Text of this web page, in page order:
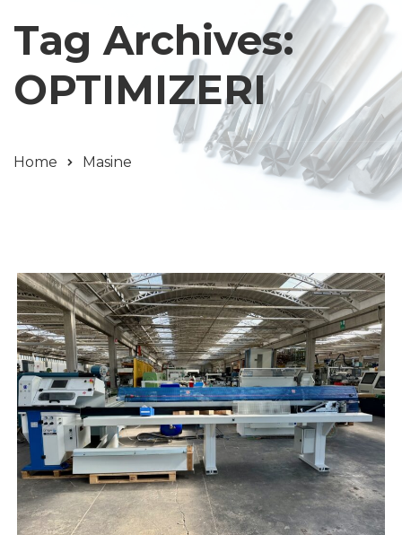
Tag Archives:
OPTIMIZERI
Home Masine